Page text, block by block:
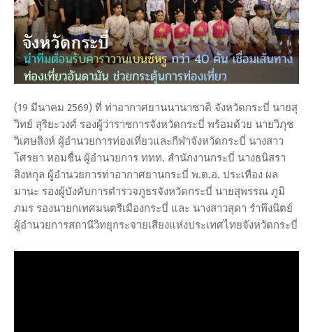
(19 มีนาคม 2569) ที่ ท่าอากาศยานนานาชาติ จังหวัดกระบี่ นายสุ
วิทย์ สุริยะวงศ์ รองผู้ว่าราชการจังหวัดกระบี่ พร้อมด้วย นายวิภุช
วิเศษสิงห์ ผู้อำนวยการท่องเที่ยวและกีฬาจังหวัดกระบี่ นางสาว
โศรยา หอมชื่น ผู้อำนวยการ ททท. สำนักงานกระบี่ นางธนิสรา
สิงหกุล ผู้อำนวยการท่าอากาศยานกระบี่ พ.ต.อ. ประเทือง ผล
มานะ รองผู้บังคับการตำรวจภูธรจังหวัดกระบี่ นายสุพรรณ ภูมิ
ภมร รองนายกเทศมนตรีเมืองกระบี่ และ นางสาวสุดา รำพึงนิตย์
ผู้อำนวยการสถานีวิทยุกระจายเสียงแห่งประเทศไทยจังหวัดกระบี่